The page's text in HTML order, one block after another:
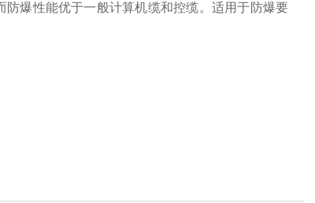
爆性能优于一般计算机缆和控缆。适用于防爆要